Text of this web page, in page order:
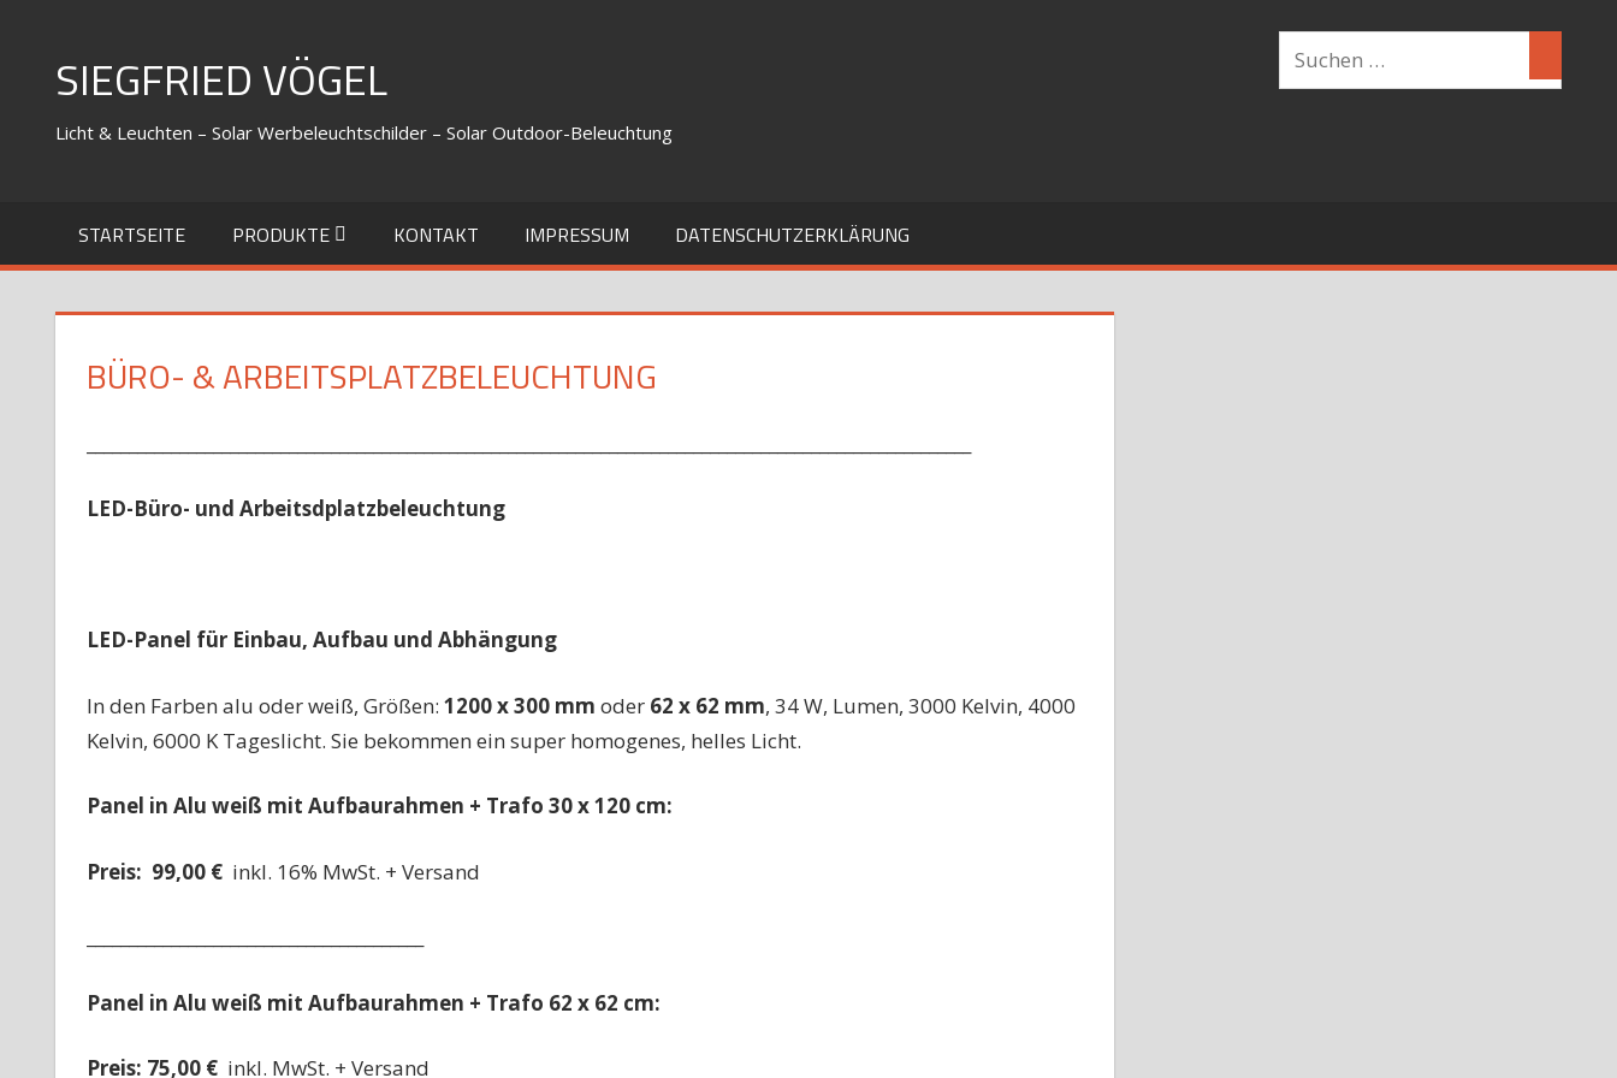
springenSIEGFRIED VÖGEL
Licht & Leuchten – Solar Werbeleuchtschilder – Solar Outdoor-Beleuchtung
STARTSEITE PRODUKTE KONTAKT IMPRESSUM DATENSCHUTZERKLÄRUNG
BÜRO- & ARBEITSPLATZBELEUCHTUNG
LED-Büro- und Arbeitsdplatzbeleuchtung
LED-Panel für Einbau, Aufbau und Abhängung
In den Farben alu oder weiß, Größen: 1200 x 300 mm oder 62 x 62 mm, 34 W, Lumen, 3000 Kelvin, 4000
Kelvin, 6000 K Tageslicht. Sie bekommen ein super homogenes, helles Licht.
Panel in Alu weiß mit Aufbaurahmen + Trafo 30 x 120 cm:
Preis: 99,00 € inkl. 16% MwSt. + Versand
Panel in Alu weiß mit Aufbaurahmen + Trafo 62 x 62 cm:
Preis: 75,00 €inkl. MwSt. + Versand